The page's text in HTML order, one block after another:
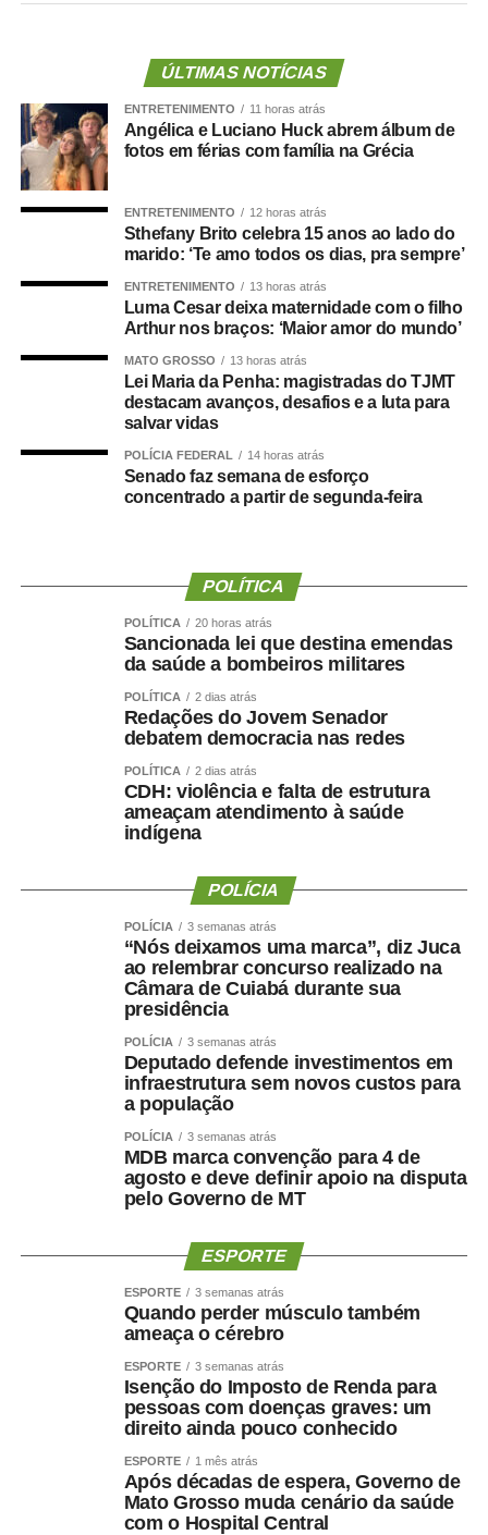
não seja relativo ao atendimento pré-hospitalar.
Com origem noProjeto de Lei Complementar (PLP)
18/2021, de autoria do deputado Guilherme Derrite (PP-
SP), a matéria foi
ano, com parecer favorável do senador Nelsinho Trad
(PSD-MS).
Agência Senado (Reprodução autorizada mediante
citação da Agência Senado)
Agência Senado
COMENTE ABAIXO:
ÚLTIMAS NOTÍCIAS
ENTRETENIMENTO 11 horas atrás
Angélica e Luciano Huck abrem álbum de
fotos em férias com família na Grécia
ENTRETENIMENTO 12 horas atrás
Sthefany Brito celebra 15 anos ao lado do
marido: ‘Te amo todos os dias, pra sempre’
ENTRETENIMENTO 13 horas atrás
Luma Cesar deixa maternidade com o filho
Arthur nos braços: ‘Maior amor do mundo’
MATO GROSSO 13 horas atrás
Lei Maria da Penha: magistradas do TJMT
destacam avanços, desafios e a luta para
salvar vidas
POLÍCIA FEDERAL 14 horas atrás
Senado faz semana de esforço
concentrado a partir de segunda-feira
POLÍTICA
POLÍTICA 20 horas atrás
Sancionada lei que destina emendas
da saúde a bombeiros militares
POLÍTICA 2 dias atrás
Redações do Jovem Senador
debatem democracia nas redes
POLÍTICA 2 dias atrás
CDH: violência e falta de estrutura
ameaçam atendimento à saúde
indígena
POLÍCIA
POLÍCIA 3 semanas atrás
“Nós deixamos uma marca”, diz Juca
ao relembrar concurso realizado na
Câmara de Cuiabá durante sua
presidência
POLÍCIA 3 semanas atrás
Deputado defende investimentos em
infraestrutura sem novos custos para
a população
POLÍCIA 3 semanas atrás
MDB marca convenção para 4 de
agosto e deve definir apoio na disputa
pelo Governo de MT
ESPORTE
ESPORTE 3 semanas atrás
Quando perder músculo também
ameaça o cérebro
ESPORTE 3 semanas atrás
Isenção do Imposto de Renda para
pessoas com doenças graves: um
direito ainda pouco conhecido
ESPORTE 1 mês atrás
Após décadas de espera, Governo de
Mato Grosso muda cenário da saúde
com o Hospital Central